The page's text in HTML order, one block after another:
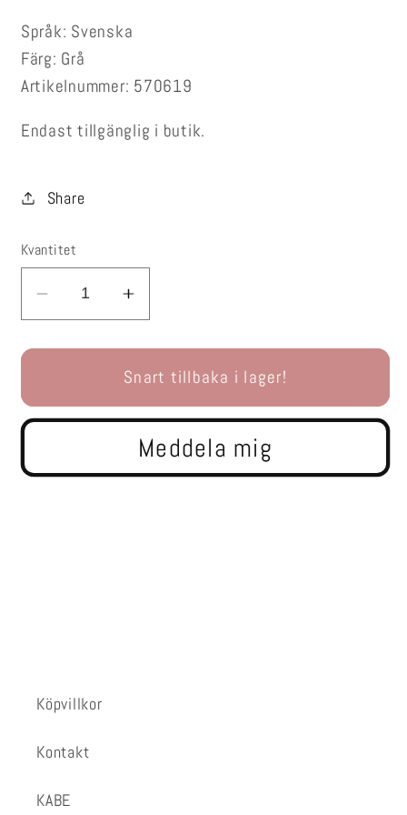
Språk: Svenska
Färg: Grå
Artikelnummer: 570619
Endast tillgänglig i butik.
Share
Kvantitet
Minska
kvantitet
för
SVENSK
Öka
kvantitet
för
KABE
SVENSK
TEXT
Snart tillbaka i lager!
Meddela mig
Köpvillkor
Kontakt
KABE